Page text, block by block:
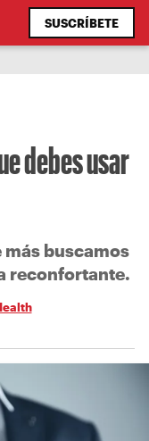
SUSCRÍBETE
debes usar
más buscamos
reconfortante.